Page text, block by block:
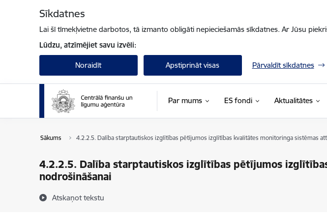
Sīkdatnes
Lai šī tīmekļvietne darbotos, tā izmanto obligāti nepieciešamās sīkdatnes. Ar Jūsu
Lūdzu, atzīmējiet savu izvēli:
Noraidīt Apstiprināt visas Pārvaldīt sīkdatnes
Par mums ES fondi Aktualitātes
Sākums 4.2.2.5. Dalība starptautiskos izglītības pētījumos izglītības kvalitātes monitoringa sistēmas
4.2.2.5. Dalība starptautiskos izglītības pētījumos
nodrošināšanai
Atskaņot tekstu